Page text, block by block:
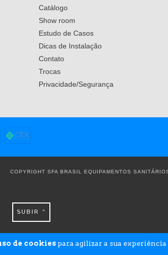
de cookies para agilizar a sua experiência
Catálogo
Show room
Estudo de Casos
Dicas de Instalação
Contato
Trocas
Privacidade/Segurança
COPYRIGHT SFA BRASIL EQUIPAMENTOS
SUBIR ^